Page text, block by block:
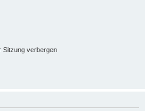
Sitzung verbergen